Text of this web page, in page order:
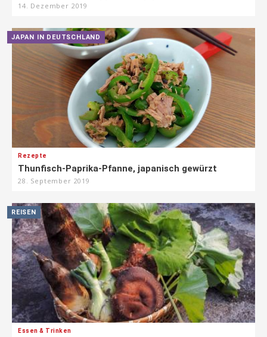
14. Dezember 2019
JAPAN IN DEUTSCHLAND
Rezepte
Thunfisch-Paprika-Pfanne, japanisch gewürzt
28. September 2019
REISEN
Essen & Trinken